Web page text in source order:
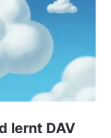
lernt DAV